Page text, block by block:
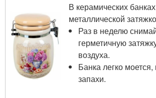
В керамических
металлической
Раз в неделю
герметичную
воздуха.
Банка легко
запахи.